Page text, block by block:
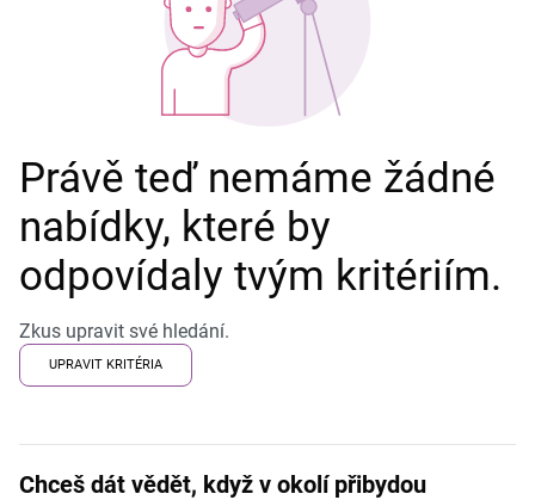
Právě teď nemáme žádné
nabídky, které by
odpovídaly tvým kritériím.
Zkus upravit své hledání.
UPRAVIT KRITÉRIA
Chceš dát vědět, když v okolí přibydou